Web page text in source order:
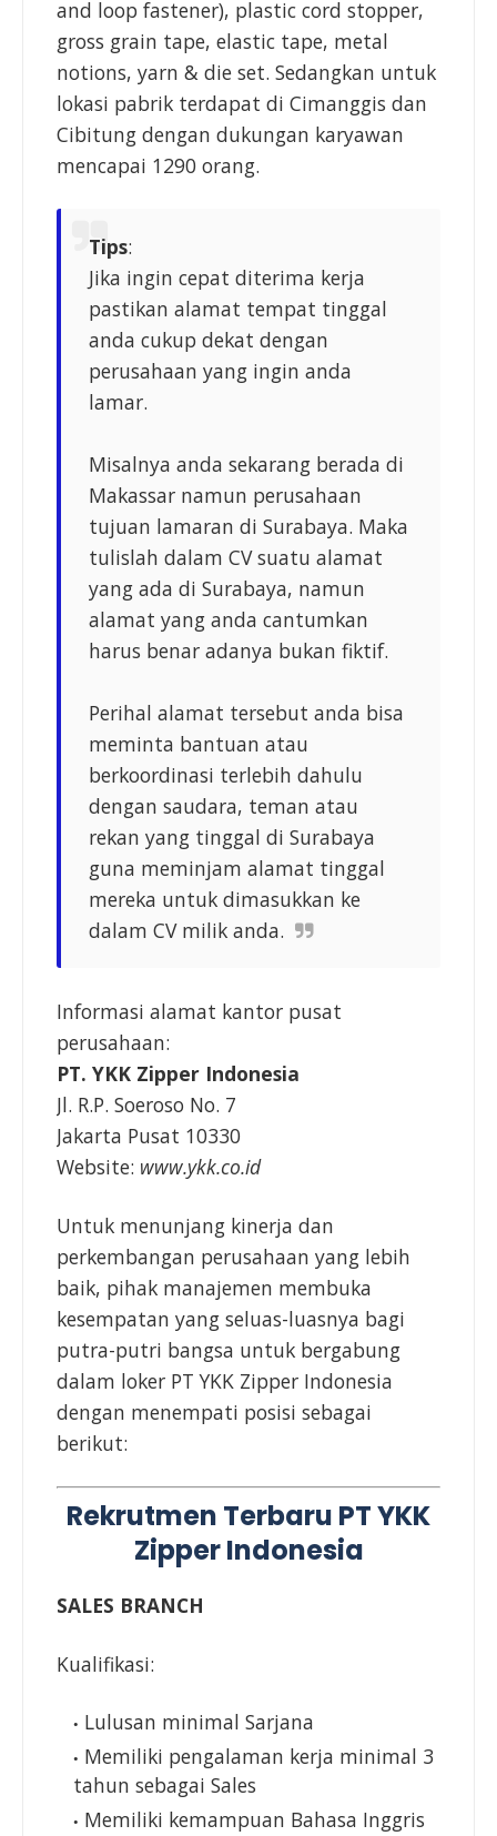
and loop fastener), plastic cord stopper,
gross grain tape, elastic tape, metal
notions, yarn & die set. Sedangkan untuk
lokasi pabrik terdapat di Cimanggis dan
Cibitung dengan dukungan karyawan
mencapai 1290 orang.
Tips:
Jika ingin cepat diterima kerja
pastikan alamat tempat tinggal
anda cukup dekat dengan
perusahaan yang ingin anda
lamar.
Misalnya anda sekarang berada di
Makassar namun perusahaan
tujuan lamaran di Surabaya. Maka
tulislah dalam CV suatu alamat
yang ada di Surabaya, namun
alamat yang anda cantumkan
harus benar adanya bukan fiktif.
Perihal alamat tersebut anda bisa
meminta bantuan atau
berkoordinasi terlebih dahulu
dengan saudara, teman atau
rekan yang tinggal di Surabaya
guna meminjam alamat tinggal
mereka untuk dimasukkan ke
dalam CV milik anda.
Informasi alamat kantor pusat
perusahaan:
PT. YKK Zipper Indonesia
Jl. R.P. Soeroso No. 7
Jakarta Pusat 10330
Website: www.ykk.co.id
Untuk menunjang kinerja dan
perkembangan perusahaan yang lebih
baik, pihak manajemen membuka
kesempatan yang seluas-luasnya bagi
putra-putri bangsa untuk bergabung
dalam loker PT YKK Zipper Indonesia
dengan menempati posisi sebagai
berikut:
Rekrutmen Terbaru PT YKK
Zipper Indonesia
SALES BRANCH
Kualifikasi:
Lulusan minimal Sarjana
Memiliki pengalaman kerja minimal 3
tahun sebagai Sales
Memiliki kemampuan Bahasa Inggris